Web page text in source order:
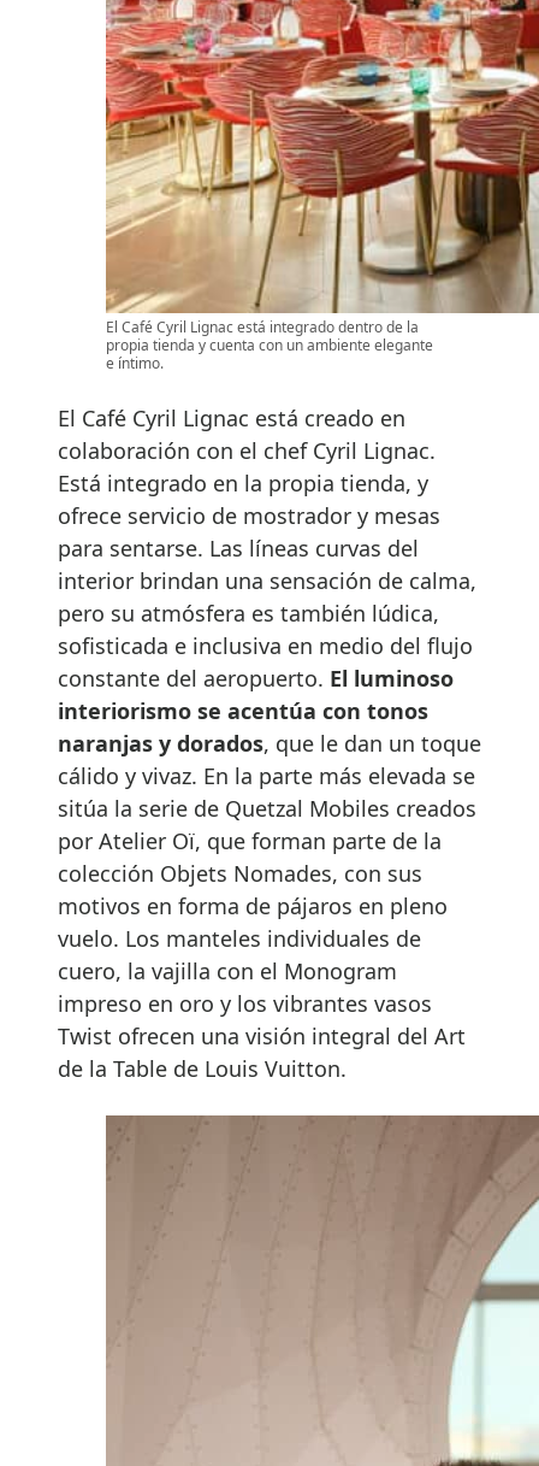
El Café Cyril Lignac está integrado dentro de la
propia tienda y cuenta con un ambiente elegante
e íntimo.
El Café Cyril Lignac está creado en
colaboración con el chef Cyril Lignac.
Está integrado en la propia tienda, y
ofrece servicio de mostrador y mesas
para sentarse. Las líneas curvas del
interior brindan una sensación de calma,
pero su atmósfera es también lúdica,
sofisticada e inclusiva en medio del flujo
constante del aeropuerto. El luminoso
interiorismo se acentúa con tonos
naranjas y dorados, que le dan un toque
cálido y vivaz. En la parte más elevada se
sitúa la serie de Quetzal Mobiles creados
por Atelier Oï, que forman parte de la
colección Objets Nomades, con sus
motivos en forma de pájaros en pleno
vuelo. Los manteles individuales de
cuero, la vajilla con el Monogram
impreso en oro y los vibrantes vasos
Twist ofrecen una visión integral del Art
de la Table de Louis Vuitton.